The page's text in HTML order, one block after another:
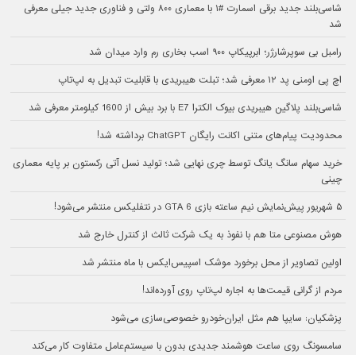
شاسی‌بلند جدید برقی اسمارت #۱ با معماری ۸۰۰ ولتی و فناوری جدید جیلی معرفی
شد
رامبل بی سوپرشارژر؛ ابرپیکاپ ۹۰۰ اسب بخاری رم وارد میدان شد
اچ پی اومنی پد ۱۲ معرفی شد؛ تبلت هیبریدی با قابلیت تبدیل به لپ‌تاپ
شاسی‌بلند پلاگین هیبریدی بیوک الکترا E7 با برد بیش از 1600 کیلومتر معرفی شد
محدودیت پیام‌های متنی اکانت رایگان ChatGPT برداشته شد!
خرید سهام سانگ‌ یانگ توسط چری نهایی شد؛ تولید نسل آتی رکستون بر پایه معماری
چینی
۵ شهریور پیش‌نمایش نیم ساعته بازی GTA 6 در نتفلیکس منتشر می‌شود!
هوش مصنوعی متا هم با نفوذ به یک شرکت ثالث از کنترل خارج شد
اولین تصاویر از محل برخورد موشک اسپیس‌ایکس با ماه منتشر شد
مردم از گرانی قیمت‌ها به اجاره لپ‌تاپ روی آورده‌اند!
پزشکیان: سایپا هم مثل ایران‌خودرو خصوصی‌سازی می‌شود
سامسونگ روی ساعت هوشمند جدیدی بدون با سیستم‌عامل متفاوت کار می‌کند